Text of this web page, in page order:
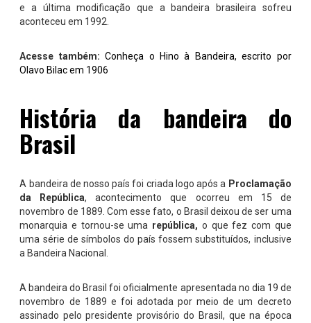
e a última modificação que a bandeira brasileira sofreu
aconteceu em 1992.
Acesse também: Conheça o Hino à Bandeira, escrito por
Olavo Bilac em 1906
História da bandeira do
Brasil
A bandeira de nosso país foi criada logo após a Proclamação
da República, acontecimento que ocorreu em 15 de
novembro de 1889. Com esse fato, o Brasil deixou de ser uma
monarquia e tornou-se uma república, o que fez com que
uma série de símbolos do país fossem substituídos, inclusive
a Bandeira Nacional.
A bandeira do Brasil foi oficialmente apresentada no dia 19 de
novembro de 1889 e foi adotada por meio de um decreto
assinado pelo presidente provisório do Brasil, que na época